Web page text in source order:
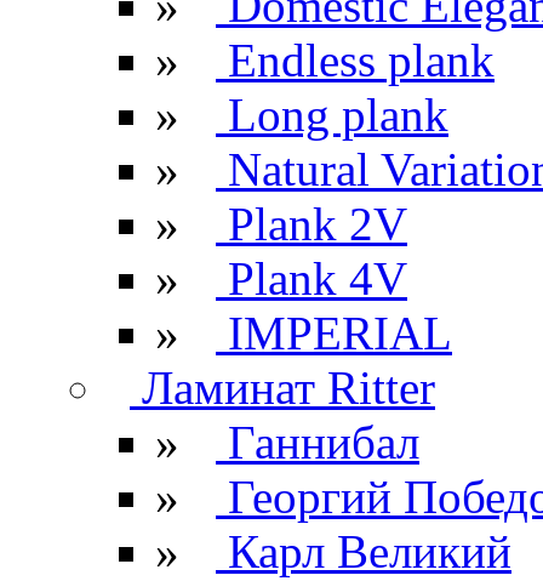
»
Endless plank
»
Long plank
»
Natural
»
Plank 2V
»
Plank 4V
»
IMPERIAL
Ламинат Ritter
»
Ганнибал
»
Георгий
»
Карл Великий